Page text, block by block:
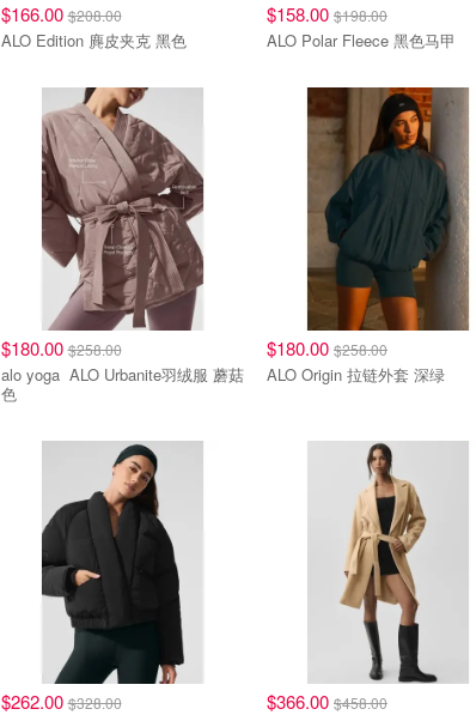
$166.00$208.00
ALO Edition 麂皮夹克 黑色
$158.00 $198.00
ALO Polar Fleece 黑色马甲
$180.00$258.00
alo yoga ALO Urbanite羽绒服 蘑菇
色
$180.00 $258.00
ALO Origin 拉链外套 深绿
$262.00$328.00 $366.00 $458.00